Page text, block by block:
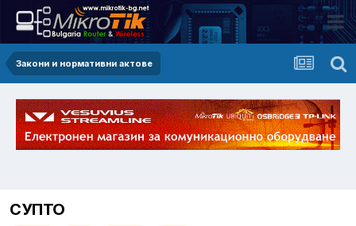
Закони и нормативни актове
СУПТО